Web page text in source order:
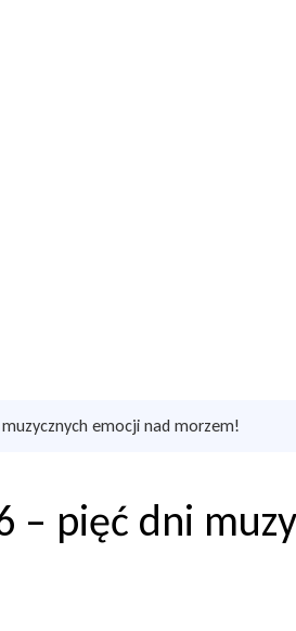
emocji nad morzem!
– pięć dni